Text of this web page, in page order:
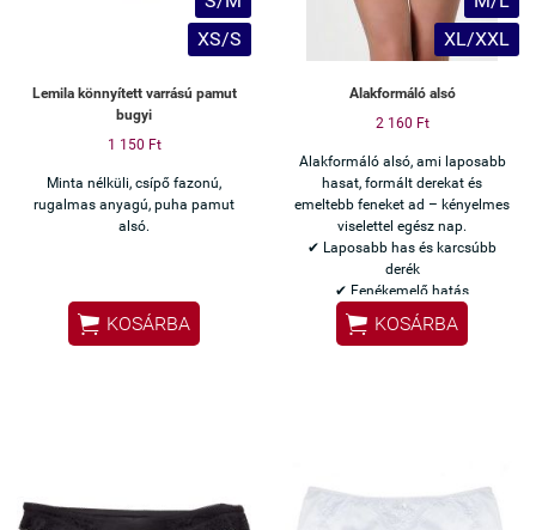
XS/S
Lemila könnyített varrású pamut
bugyi
1 150 Ft
Minta nélküli, csípő fazonú,
rugalmas anyagú, puha pamut
alsó.
 KOSÁRBA
XL/XXL
Alakformáló alsó
2 160 Ft
Alakformáló alsó, ami laposabb
hasat, formált derekat és
emeltebb feneket ad – kényelmes
viselettel egész nap.
✔ Laposabb has és karcsúbb
derék
✔ Fenékemelő hatás
✔ Ruha alatt láthatatlan
✔ Nem szorít, kényelmes egész
 KOSÁRBA